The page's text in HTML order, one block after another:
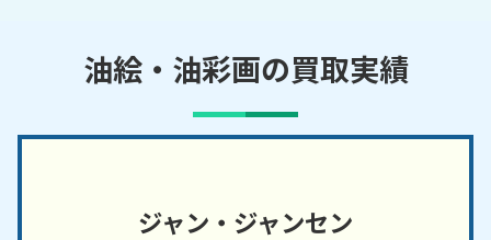
油絵・油彩画の買取実績
ジャン・ジャンセン